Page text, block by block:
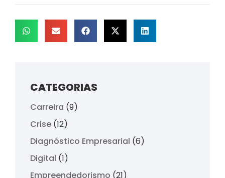
CATEGORIAS
Carreira (9)
Crise (12)
Diagnóstico Empresarial (6)
Digital (1)
Empreendedorismo (21)